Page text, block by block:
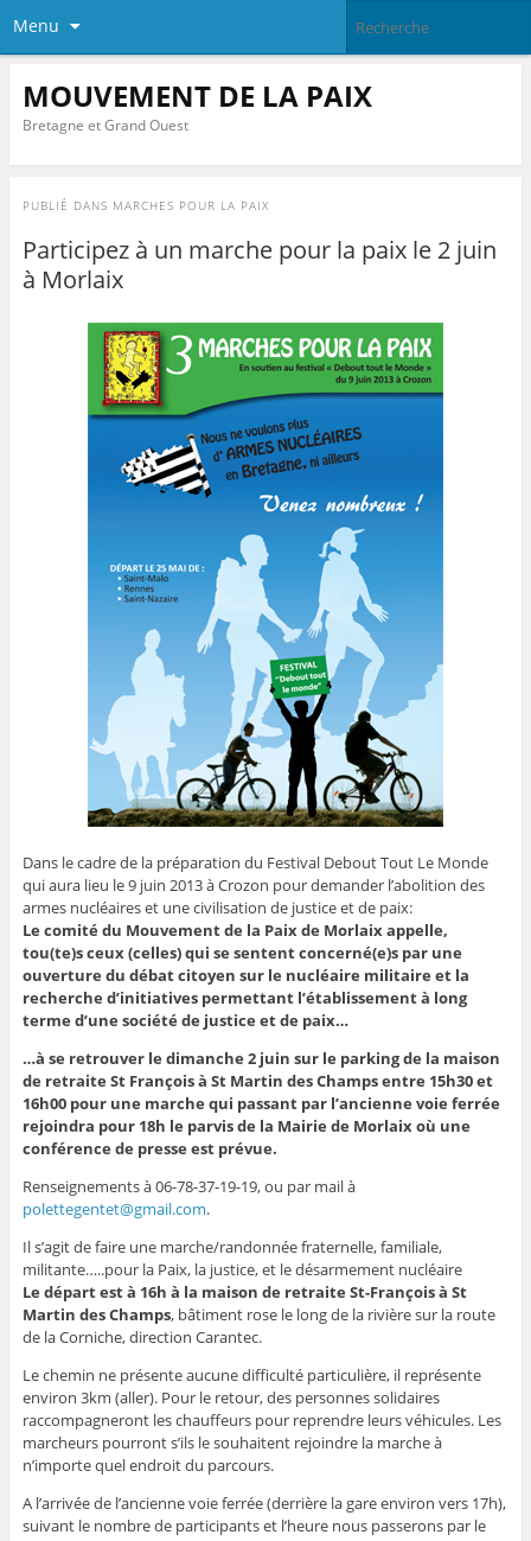
Menu
MOUVEMENT DE LA PAIX
Bretagne et Grand Ouest
PUBLIÉ DANS MARCHES POUR LA PAIX
Participez à un marche pour la paix le 2 juin
à Morlaix
Dans le cadre de la préparation du Festival Debout Tout Le Monde
qui aura lieu le 9 juin 2013 à Crozon pour demander l’abolition des
armes nucléaires et une civilisation de justice et de paix:
Le comité du Mouvement de la Paix de Morlaix appelle,
tou(te)s ceux (celles) qui se sentent concerné(e)s par une
ouverture du débat citoyen sur le nucléaire militaire et la
recherche d’initiatives permettant l’établissement à long
terme d’une société de justice et de paix…
…à se retrouver le dimanche 2 juin sur le parking de la maison
de retraite St François à St Martin des Champs entre 15h30 et
16h00 pour une marche qui passant par l’ancienne voie ferrée
rejoindra pour 18h le parvis de la Mairie de Morlaix où une
conférence de presse est prévue.
Renseignements à 06-78-37-19-19, ou par mail à
polettegentet@gmail.com.
Il s’agit de faire une marche/randonnée fraternelle, familiale,
militante…..pour la Paix, la justice, et le désarmement nucléaire
Le départ est à 16h à la maison de retraite St-François à St
Martin des Champs, bâtiment rose le long de la rivière sur la route
de la Corniche, direction Carantec.
Le chemin ne présente aucune difficulté particulière, il représente
environ 3km (aller). Pour le retour, des personnes solidaires
raccompagneront les chauffeurs pour reprendre leurs véhicules. Les
marcheurs pourront s’ils le souhaitent rejoindre la marche à
n’importe quel endroit du parcours.
A l’arrivée de l’ancienne voie ferrée (derrière la gare environ vers 17h),
suivant le nombre de participants et l’heure nous passerons par le